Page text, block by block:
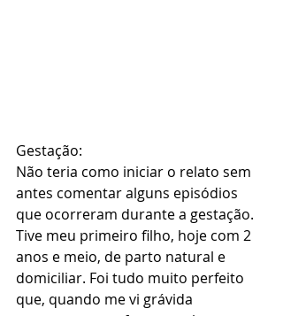
Gestação:
Não teria como iniciar o relato sem
antes comentar alguns episódios
que ocorreram durante a gestação.
Tive meu primeiro filho, hoje com 2
anos e meio, de parto natural e
domiciliar. Foi tudo muito perfeito
que, quando me vi grávida